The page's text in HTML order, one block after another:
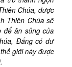
Chúa, được
Thiên Chúa sẽ
để ân sủng của
Đấng có dư
giới này được